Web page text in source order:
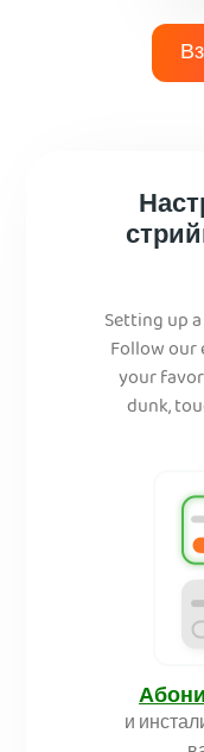
Setting up
Follow our
your
dunk,
и